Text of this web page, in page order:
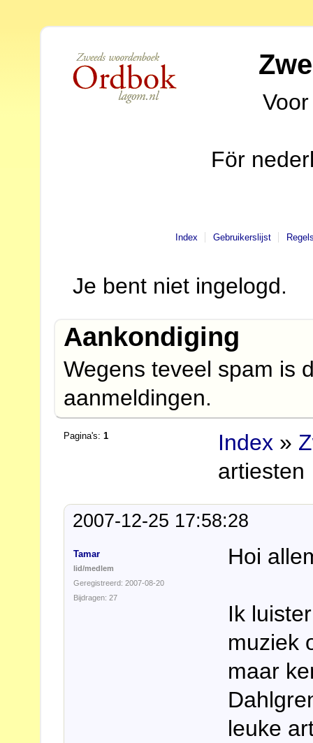
För
Index Gebruikerslijst
Je bent niet ingelogd.
Aankondiging
Wegens teveel spam is
aanmeldingen.
Pagina's:1 Index »
artiesten
2007-12-25 17:58:28
Tamar
lid/medlem
Geregistreerd: 2007-08-20
Bijdragen: 27
Hoi
Ik
muziek
maar
leuke